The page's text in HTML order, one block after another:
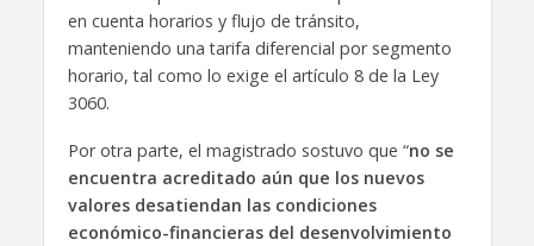
en cuenta horarios y flujo de tránsito,
manteniendo una tarifa diferencial por segmento
horario, tal como lo exige el artículo 8 de la Ley
3060.
Por otra parte, el magistrado sostuvo que “no se
encuentra acreditado aún que los nuevos
valores desatiendan las condiciones
económico-financieras del desenvolvimiento